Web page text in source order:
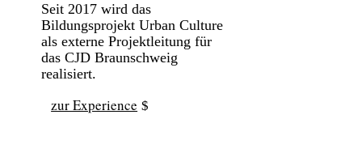
Seit 2017 wird das
Bildungsprojekt Urban Culture
als externe Projektleitung für
das CJD Braunschweig
realisiert.
zur Experience